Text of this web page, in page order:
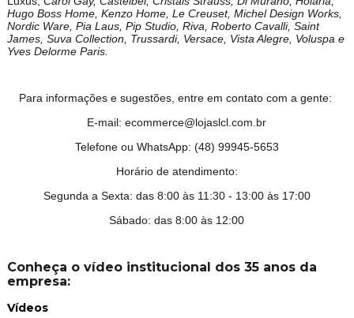
Hugo Boss Home, Kenzo Home, Le Creuset, Michel Design Works,
Nordic Ware, Pia Laus, Pip Studio, Riva, Roberto Cavalli, Saint
James, Suva Collection, Trussardi, Versace, Vista Alegre, Voluspa e
Yves Delorme Paris.
Para informações e sugestões, entre em contato com a gente:
E-mail: ecommerce@lojaslcl.com.br
Telefone ou WhatsApp: (48) 99945-5653
Horário de atendimento:
Segunda a Sexta: das 8:00 às 11:30 - 13:00 às 17:00
Sábado: das 8:00 às 12:00
Conheça o vídeo institucional dos 35 anos da
empresa:
Vídeos